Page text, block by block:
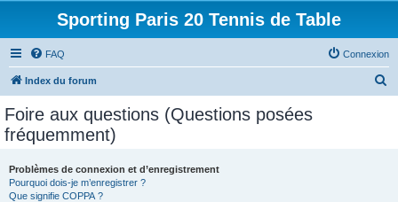
Sporting Paris 20 Tennis de Table
FAQ Connexion
Index du forum
Foire aux questions (Questions posées
fréquemment)
Problèmes de connexion et d’enregistrement
Pourquoi dois-je m’enregistrer ?
Que signifie COPPA ?